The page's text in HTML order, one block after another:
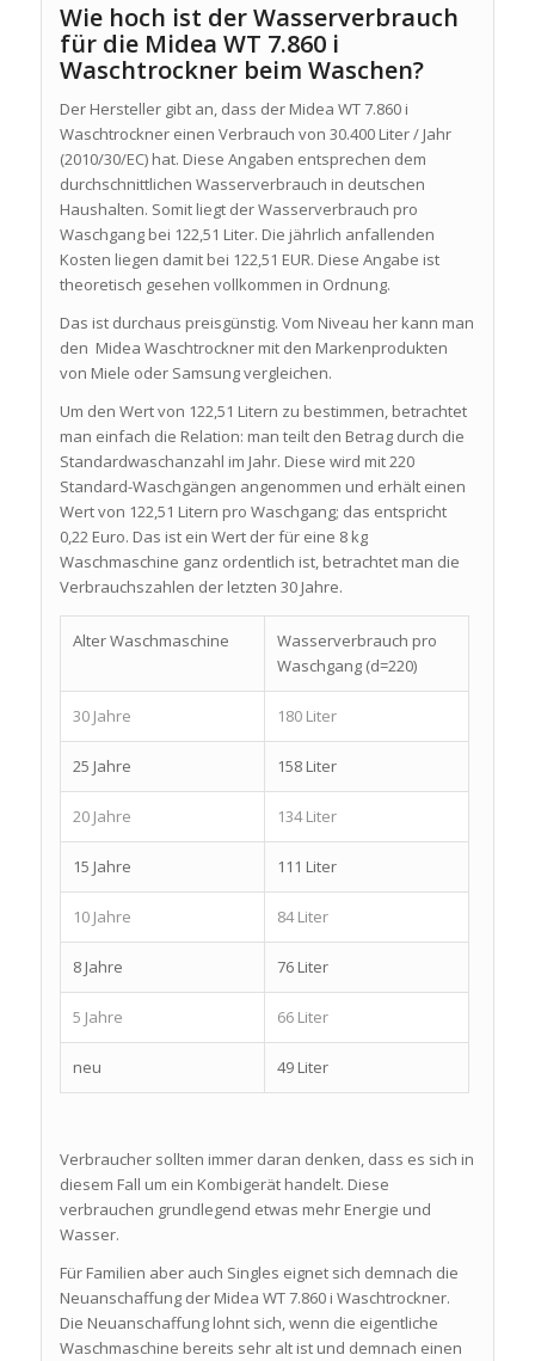
Wie hoch ist der Wasserverbrauch
für die Midea WT 7.860 i
Waschtrockner beim Waschen?
Der Hersteller gibt an, dass der Midea WT 7.860 i
Waschtrockner einen Verbrauch von 30.400 Liter / Jahr
(2010/30/EC) hat. Diese Angaben entsprechen dem
durchschnittlichen Wasserverbrauch in deutschen
Haushalten. Somit liegt der Wasserverbrauch pro
Waschgang bei 122,51 Liter. Die jährlich anfallenden
Kosten liegen damit bei 122,51 EUR. Diese Angabe ist
theoretisch gesehen vollkommen in Ordnung.
Das ist durchaus preisgünstig. Vom Niveau her kann man
den Midea Waschtrockner mit den Markenprodukten
von Miele oder Samsung vergleichen.
Um den Wert von 122,51 Litern zu bestimmen, betrachtet
man einfach die Relation: man teilt den Betrag durch die
Standardwaschanzahl im Jahr. Diese wird mit 220
Standard-Waschgängen angenommen und erhält einen
Wert von 122,51 Litern pro Waschgang; das entspricht
0,22 Euro. Das ist ein Wert der für eine 8 kg
Waschmaschine ganz ordentlich ist, betrachtet man die
Verbrauchszahlen der letzten 30 Jahre.
Alter Waschmaschine
Wasserverbrauch pro
Waschgang (d=220)
30 Jahre 180 Liter
25 Jahre 158 Liter
20 Jahre 134 Liter
15 Jahre 111 Liter
10 Jahre 84 Liter
8 Jahre 76 Liter
5 Jahre 66 Liter
neu 49 Liter
Verbraucher sollten immer daran denken, dass es sich in
diesem Fall um ein Kombigerät handelt. Diese
verbrauchen grundlegend etwas mehr Energie und
Wasser.
Für Familien aber auch Singles eignet sich demnach die
Neuanschaffung der Midea WT 7.860 i Waschtrockner.
Die Neuanschaffung lohnt sich, wenn die eigentliche
Waschmaschine bereits sehr alt ist und demnach einen